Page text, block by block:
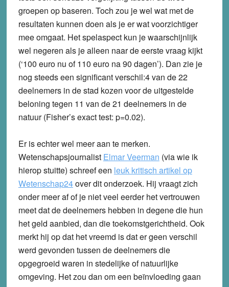
groepen op baseren. Toch zou je wel wat met de
resultaten kunnen doen als je er wat voorzichtiger
mee omgaat. Het spelaspect kun je waarschijnlijk
wel negeren als je alleen naar de eerste vraag kijkt
(‘100 euro nu of 110 euro na 90 dagen’). Dan zie je
nog steeds een significant verschil:4 van de 22
deelnemers in de stad kozen voor de uitgestelde
beloning tegen 11 van de 21 deelnemers in de
natuur (Fisher’s exact test: p=0.02).
Er is echter wel meer aan te merken.
Wetenschapsjournalist Elmar Veerman (via wie ik
hierop stuitte) schreef een leuk kritisch artikel op
Wetenschap24over dit onderzoek. Hij vraagt zich
onder meer af of je niet veel eerder het vertrouwen
meet dat de deelnemers hebben in degene die hun
het geld aanbied, dan die toekomstgerichtheid. Ook
merkt hij op dat het vreemd is dat er geen verschil
werd gevonden tussen de deelnemers die
opgegroeid waren in stedelijke of natuurlijke
omgeving. Het zou dan om een beïnvloeding gaan